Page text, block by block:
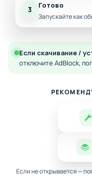
3 Готово
Запускайте как
Если скачивание /
отключите AdBlock,
Если не открывается —